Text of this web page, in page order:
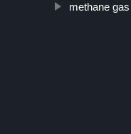
methane gas